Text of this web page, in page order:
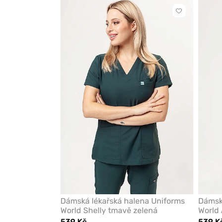
Kliknutím
Dámská lékařská halena Uniforms
World Shelly tmavě zelená
World